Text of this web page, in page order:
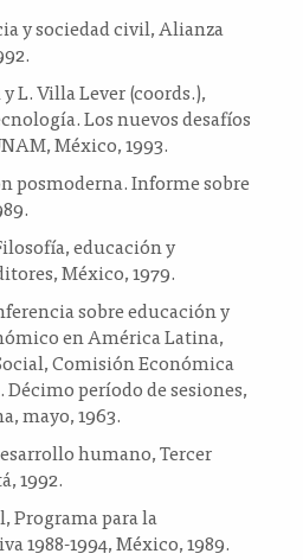
y sociedad civil, Alianza
L. Villa Lever (coords.),
Los nuevos desafíos
México, 1993.
posmoderna. Informe sobre
educación y
México, 1979.
sobre educación y
en América Latina,
Comisión Económica
período de sesiones,
mayo, 1963.
humano, Tercer
1992.
Programa para la
1988-1994, México, 1989.